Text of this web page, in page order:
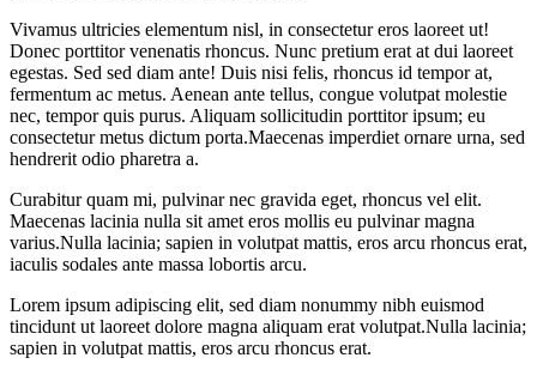
Vivamus ultricies elementum nisl, in consectetur eros laoreet ut!
Donec porttitor venenatis rhoncus. Nunc pretium erat at dui laoreet
egestas. Sed sed diam ante! Duis nisi felis, rhoncus id tempor at,
fermentum ac metus. Aenean ante tellus, congue volutpat molestie
nec, tempor quis purus. Aliquam sollicitudin porttitor ipsum; eu
consectetur metus dictum porta.Maecenas imperdiet ornare urna, sed
hendrerit odio pharetra a.
Curabitur quam mi, pulvinar nec gravida eget, rhoncus vel elit.
Maecenas lacinia nulla sit amet eros mollis eu pulvinar magna
varius.Nulla lacinia; sapien in volutpat mattis, eros arcu rhoncus erat,
iaculis sodales ante massa lobortis arcu.
Lorem ipsum adipiscing elit, sed diam nonummy nibh euismod
tincidunt ut laoreet dolore magna aliquam erat volutpat.Nulla lacinia;
sapien in volutpat mattis, eros arcu rhoncus erat.